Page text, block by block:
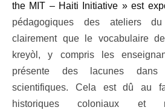
the MIT – Haiti Initiative » est
pédagogiques des ateliers
clairement que le vocabulaire
kreyòl, y compris les
présente des lacunes dans
scientifiques. Cela est dû au
historiques coloniaux et